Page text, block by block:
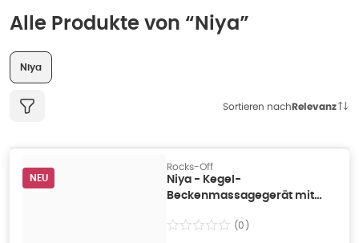
Alle Produkte von “Niya”
Niya
Sortieren nachRelevanz
NEU
Rocks-Off
Niya - Kegel-
Beckenmassagegerät mit
(0)